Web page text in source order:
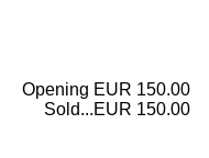
Opening EUR 150.00
Sold...EUR 150.00